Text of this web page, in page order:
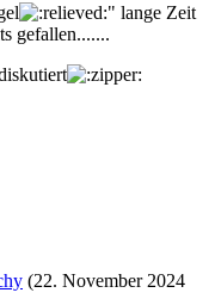
" lange Zeit
gefallen.......
(22. November 2024